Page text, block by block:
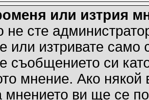
или изтрия
не сте
или изтривате
съобщението си
мнение. Ако
мнението ви ще се